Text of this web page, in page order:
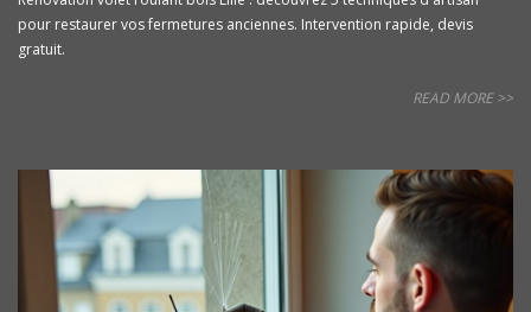
pour restaurer vos fermetures anciennes. Intervention rapide, devis
gratuit.
READ MORE >>